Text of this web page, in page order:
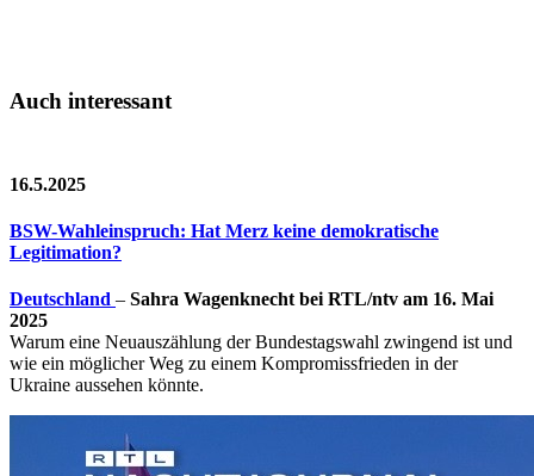
Auch interessant
16.5.2025
BSW-Wahleinspruch: Hat Merz keine demokratische
Legitimation?
Deutschland – Sahra Wagenknecht bei RTL/ntv am 16. Mai
2025
Warum eine Neuauszählung der Bundestagswahl zwingend ist und
wie ein möglicher Weg zu einem Kompromissfrieden in der
Ukraine aussehen könnte.